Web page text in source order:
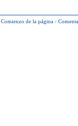
Comienzo de la página -